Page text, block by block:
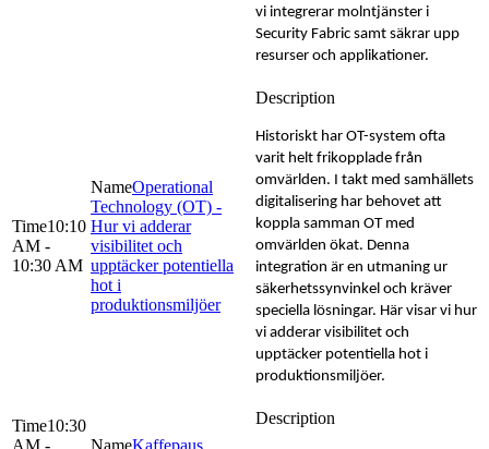
vi integrerar molntjänster i
Security Fabric samt säkrar upp
resurser och applikationer.
10:10
AM -
10:30 AM
Operational
Technology (OT) -
Hur vi adderar
visibilitet och
upptäcker potentiella
hot i
produktionsmiljöer
Historiskt har OT-system ofta
varit helt frikopplade från
omvärlden. I takt med samhällets
digitalisering har behovet att
koppla samman OT med
omvärlden ökat. Denna
integration är en utmaning ur
säkerhetssynvinkel och kräver
speciella lösningar. Här visar vi hur
vi adderar visibilitet och
upptäcker potentiella hot i
produktionsmiljöer.
10:30
AM -
Kaffepaus